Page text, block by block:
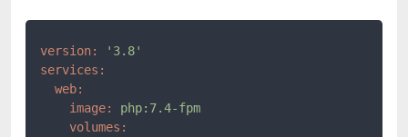
version:
'3.8'
services:
web:
image:
php:7.4-fpm
volumes: